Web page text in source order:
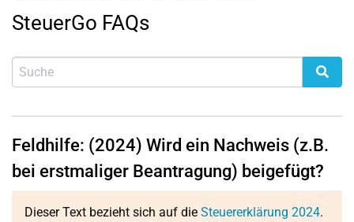
SteuerGo FAQs
Feldhilfe: (2024) Wird ein Nachweis (z.B.
bei erstmaliger Beantragung) beigefügt?
Dieser Text bezieht sich auf die Steuererklärung 2024.